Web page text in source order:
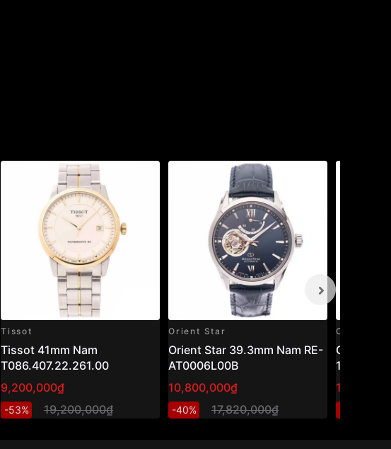
Tissot
Tissot 41mm Nam
T086.407.22.261.00
9,200,000₫
-53% 19,200,000₫
Orient Star
Orient Star 39.3mm Nam RE-
AT0006L00B
10,800,000₫
-40% 17,820,000₫
Casio
Casio